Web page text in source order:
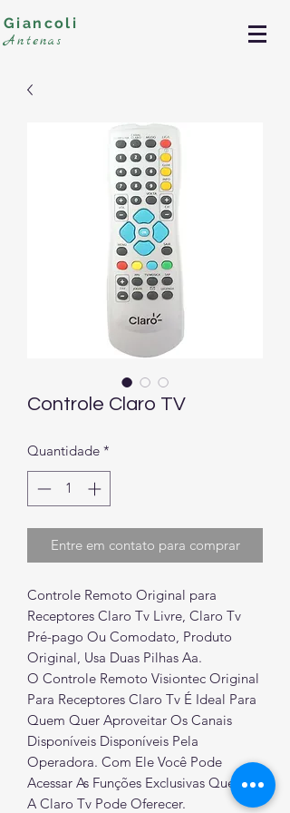
Giancoli
Antenas
Controle Claro TV
Quantidade *
Entre em contato para comprar
Controle Remoto Original para
Receptores Claro Tv Livre, Claro Tv
Pré-pago Ou Comodato, Produto
Original, Usa Duas Pilhas Aa.
O Controle Remoto Visiontec Original
Para Receptores Claro Tv É Ideal Para
Quem Quer Aproveitar Os Canais
Disponíveis Disponíveis Pela
Operadora. Com Ele Você Pode
Acessar As Funções Exclusivas Que Só
A Claro Tv Pode Oferecer.